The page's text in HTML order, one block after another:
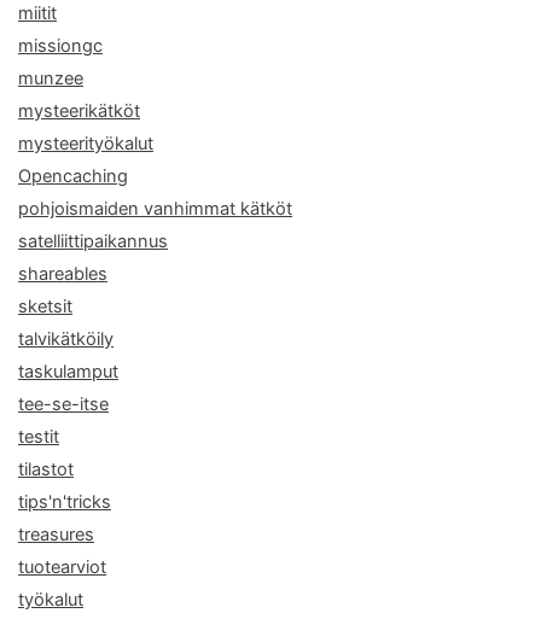
miitit
missiongc
munzee
mysteerikätköt
mysteerityökalut
Opencaching
pohjoismaiden vanhimmat kätköt
satelliittipaikannus
shareables
sketsit
talvikätköily
taskulamput
tee-se-itse
testit
tilastot
tips'n'tricks
treasures
tuotearviot
työkalut